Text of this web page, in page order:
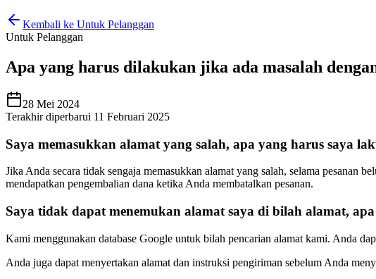
Kembali ke Untuk Pelanggan
Untuk Pelanggan
Apa yang harus dilakukan jika ada masalah
28 Mei 2024
Terakhir diperbarui 11 Februari 2025
Saya memasukkan alamat yang salah, apa yang harus saya
Jika Anda secara tidak sengaja memasukkan alamat yang salah, selama pesanan
mendapatkan pengembalian dana ketika Anda membatalkan pesanan.
Saya tidak dapat menemukan alamat saya di bilah alamat,
Kami menggunakan database Google untuk bilah pencarian alamat kami. Anda
Anda juga dapat menyertakan alamat dan instruksi pengiriman sebelum Anda